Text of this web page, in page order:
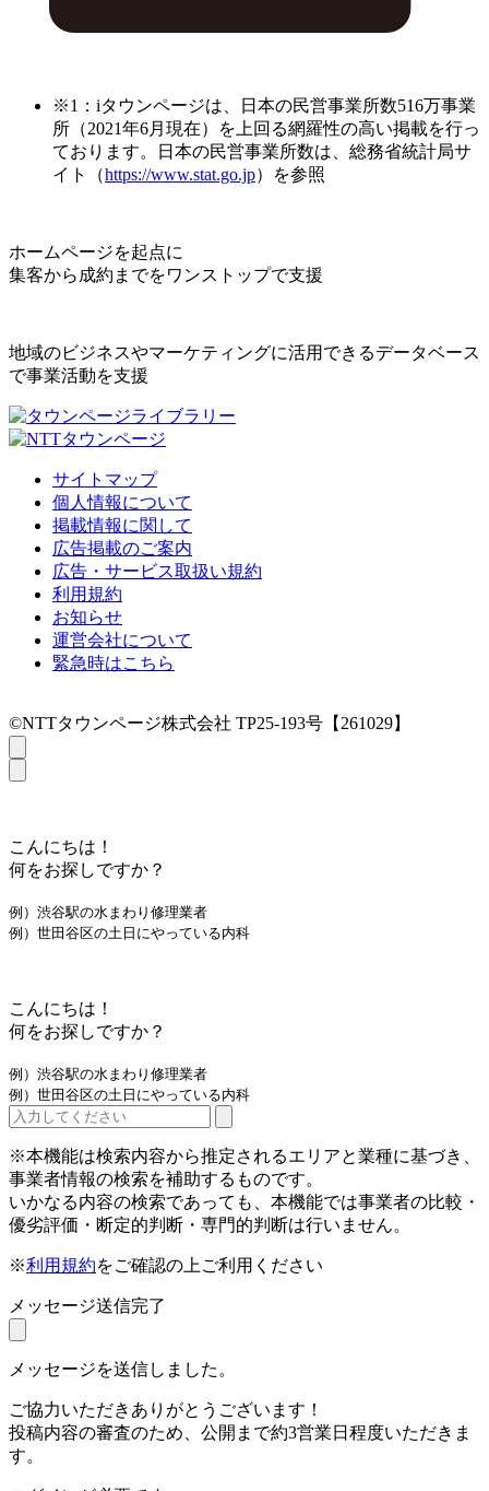
※1：iタウンページは、日本の民営事業所数516万事業
所（2021年6月現在）を上回る網羅性の高い掲載を行っ
ております。日本の民営事業所数は、総務省統計局サ
イト（https://www.stat.go.jp）を参照
ホームページを起点に
集客から成約までをワンストップで支援
地域のビジネスやマーケティングに活用できるデータベース
で事業活動を支援
サイトマップ
個人情報について
掲載情報に関して
広告掲載のご案内
広告・サービス取扱い規約
利用規約
お知らせ
運営会社について
緊急時はこちら
©NTTタウンページ株式会社 TP25-193号【261029】
こんにちは！
何をお探しですか？
例）渋谷駅の水まわり修理業者
例）世田谷区の土日にやっている内科
こんにちは！
何をお探しですか？
例）渋谷駅の水まわり修理業者
例）世田谷区の土日にやっている内科
※本機能は検索内容から推定されるエリアと業種に基づき、
事業者情報の検索を補助するものです。
いかなる内容の検索であっても、本機能では事業者の比較・
優劣評価・断定的判断・専門的判断は行いません。
※利用規約をご確認の上ご利用ください
メッセージ送信完了
メッセージを送信しました。
ご協力いただきありがとうございます！
投稿内容の審査のため、公開まで約3営業日程度いただきま
す。